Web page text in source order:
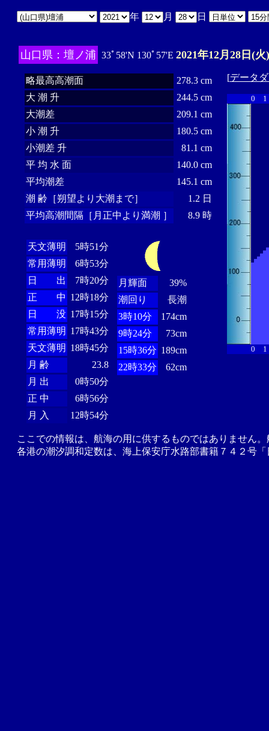
年 月 日
山口県：壇ノ浦 33ﾟ58'N 130ﾟ57'E 2021年12月28日(火)
略最高高潮面
278.3 cm
大 潮 升
244.5 cm
大潮差
209.1 cm
小 潮 升
180.5 cm
小潮差 升
81.1 cm
平 均 水 面
140.0 cm
平均潮差
145.1 cm
潮 齢［朔望より大潮まで］
1.2 日
平均高潮間隔［月正中より満潮 ］
8.9 時
天文薄明
5時51分
常用薄明
6時53分
日 出
7時20分
正 中 12時18分
日 没 17時15分
常用薄明 17時43分
天文薄明 18時45分
月 齢
23.8
月 出
0時50分
正 中
6時56分
月 入
12時54分
月輝面
39%
潮回り
長潮
3時10分
174cm
9時24分
73cm
15時36分 189cm
22時33分
62cm
[データ
0 1
0 1
ここでの情報は、航海の用に供するものではありません
各港の潮汐調和定数は、海上保安庁水路部書籍７４２号